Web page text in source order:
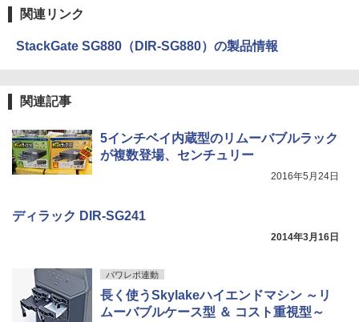
関連リンク
StackGate SG880（DIR-SG880）の製品情報
関連記事
5インチベイ内蔵型のリムーバブルラック
が複数登場、センチュリー
2016年5月24日
ディラック DIR-SG241
2014年3月16日
パワレポ連動
長く使うSkylakeハイエンドマシン ～リ
ムーバブルケース型 ＆ コスト重視型～